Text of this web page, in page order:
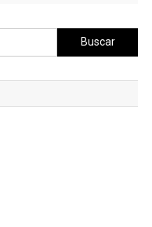
Buscar: